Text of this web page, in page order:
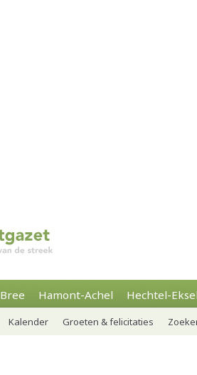
Bree Hamont-Achel Hechtel-
Kalender Groeten & felicitaties